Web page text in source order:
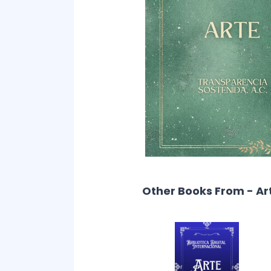
Other Books From -